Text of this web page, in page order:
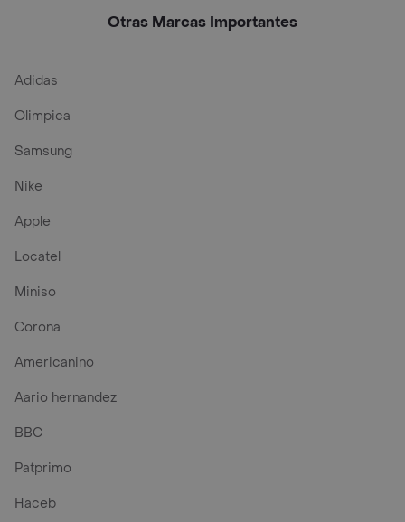
Recubiertas
Otras Marcas Importantes
Adidas
Olimpica
Samsung
Nike
Apple
Locatel
Miniso
Corona
Americanino
Aario hernandez
BBC
Patprimo
Haceb